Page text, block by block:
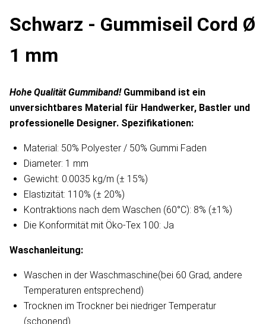
Schwarz - Gummiseil Cord Ø
1 mm
Hohe Qualität Gummiband! Gummiband ist ein
unversichtbares Material für Handwerker, Bastler und
professionelle Designer. Spezifikationen:
Material: 50% Polyester / 50% Gummi Faden
Diameter: 1 mm
Gewicht: 0.0035 kg/m (± 15%)
Elastizität: 110% (± 20%)
Kontraktions nach dem Waschen (60°C): 8% (±1%)
Die Konformität mit Öko-Tex 100: Ja
Waschanleitung​:
Waschen in der Waschmaschine(bei 60 Grad, andere
Temperaturen entsprechend)
Trocknen im Trockner bei niedriger Temperatur
(schonend)